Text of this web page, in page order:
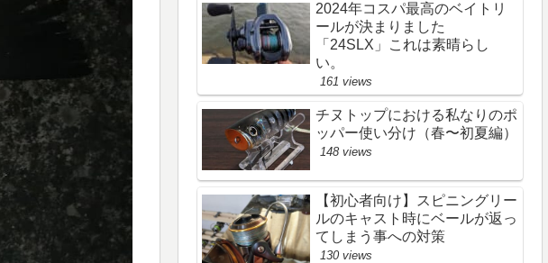
2024年コスパ最高のベイトリ
ールが決まりました
「24SLX」これは素晴らし
い。
161 views
チヌトップにおける私なりのポ
ッパー使い分け（春〜初夏編）
148 views
【初心者向け】スピニングリー
ルのキャスト時にベールが返っ
てしまう事への対策
130 views